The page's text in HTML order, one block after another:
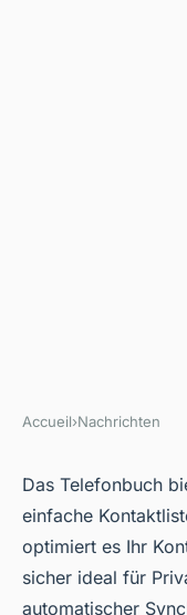
Das
für sie
Accueil›Nachrichten
Das Telefonbuch
einfache
optimiert es Ihr
sicher ideal für
automatischer